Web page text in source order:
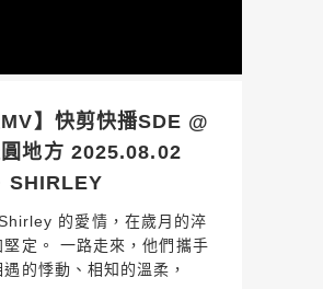
MV】快剪快播SDE @
地方 2025.08.02
SHIRLEY
的愛情，在歲月的淬
堅定。 一路走來，他們攜手
的悸動、相知的溫柔，